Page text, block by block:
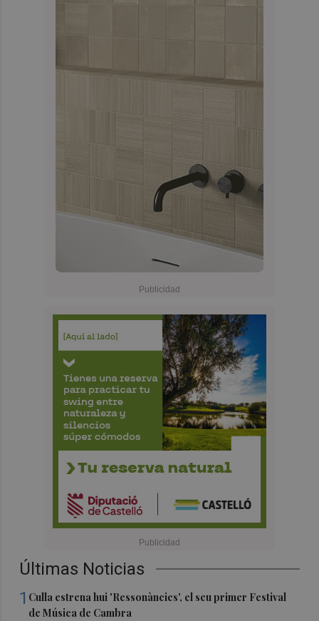
Últimas Noticias
1 Culla estrena hui 'Ressonàncies', el seu primer Festival
de Música de Cambra